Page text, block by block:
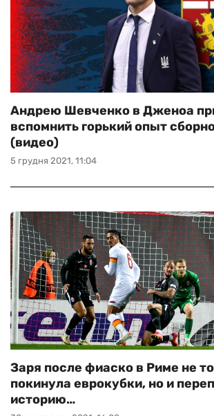
5 грудня 2021, 11:04
Андрею Шевченко в Дженоа
вспомнить горький опыт
(видео)
Заря после фиаско в Риме не
покинула еврокубки, но и
историю…